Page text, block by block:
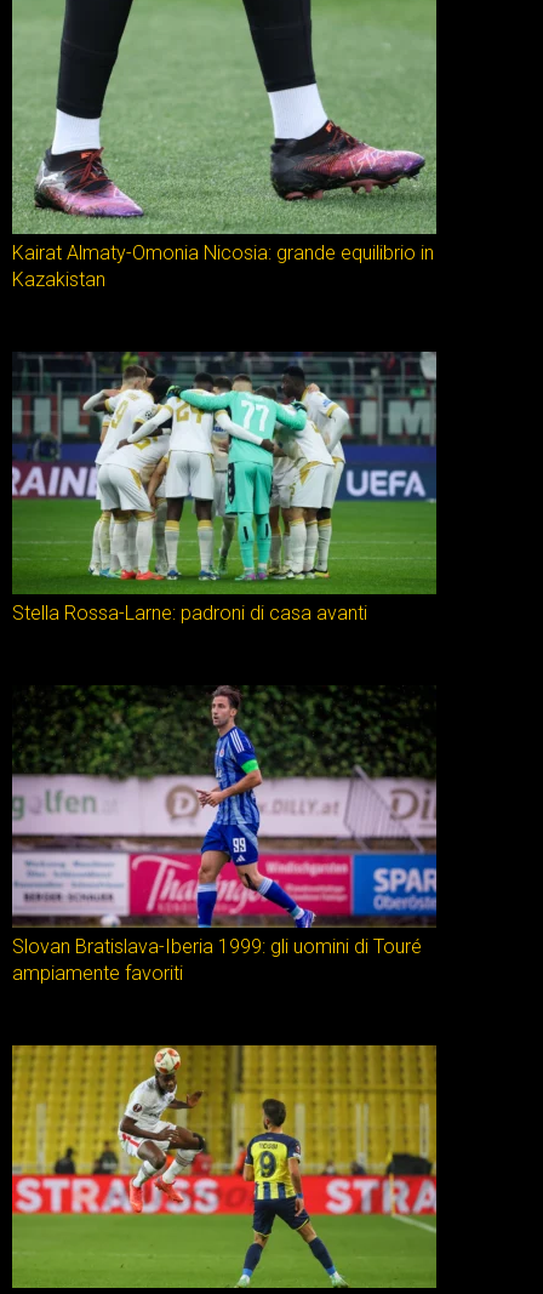
Kairat Almaty-Omonia Nicosia: grande equilibrio in
Kazakistan
Stella Rossa-Larne: padroni di casa avanti
Slovan Bratislava-Iberia 1999: gli uomini di Touré
ampiamente favoriti